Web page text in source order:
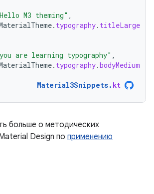
M3 theming" ,
. typography. titleLarge
are learning typography" ,
. typography.bodyMedium
Material3Snippets. kt
больше о методических
Design по применению